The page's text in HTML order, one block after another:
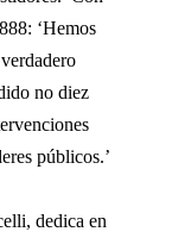
‘Hemos
no diez
públicos.’
dedica en